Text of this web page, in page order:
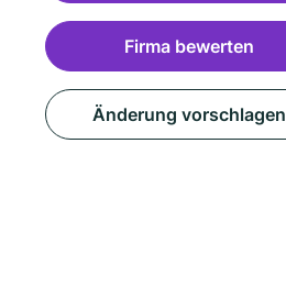
Firma bewerten
Änderung vorschlagen